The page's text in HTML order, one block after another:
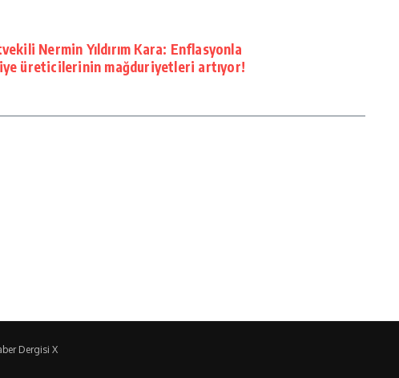
Nermin Yıldırım Kara: Enflasyonla
üreticilerinin mağduriyetleri artıyor!
Dergisi X